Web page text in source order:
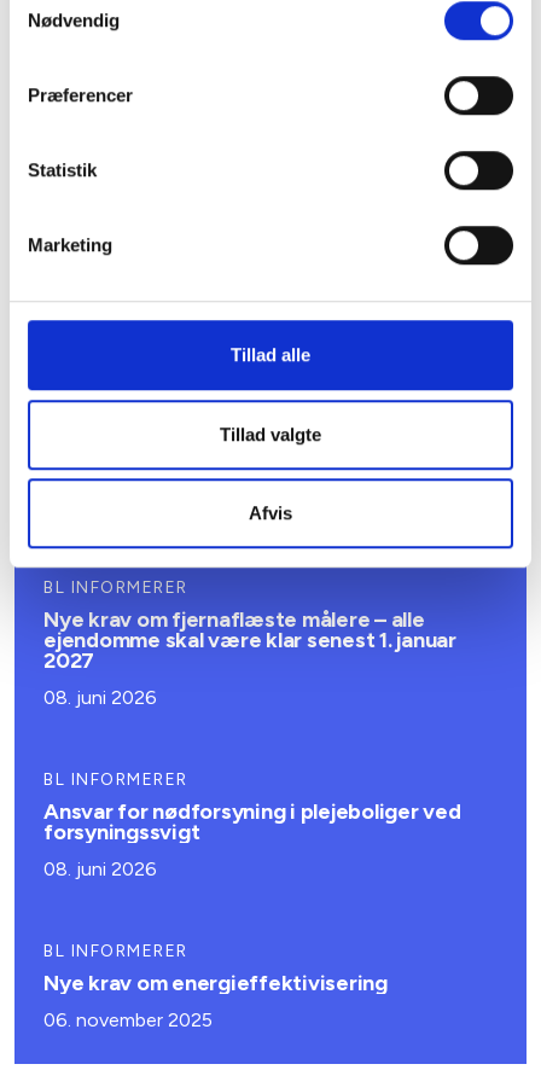
Nødvendig
Præferencer
Statistik
Marketing
Tillad alle
Tillad valgte
Afvis
udgifter for ejendomme med store bygninger, mens
ejendomme med mindre areal kan opleve en stigning i
Ved nærmere spørgsmål kan henvendelse ske til juridisk
energikonsulent Thorbjørn Færing Asmussen på
tfa@bl.dk.
Bent Madsen / Henning Strange
BL INFORMERER
Nye krav om fjernaflæste målere – alle
ejendomme skal være klar senest 1. januar
2027
08. juni 2026
BL INFORMERER
Ansvar for nødforsyning i plejeboliger ved
forsyningssvigt
08. juni 2026
BL INFORMERER
Nye krav om energieffektivisering
06. november 2025